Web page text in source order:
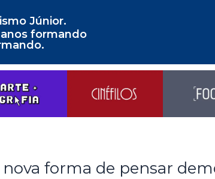
Júnior.
anos formando
forma de pensar